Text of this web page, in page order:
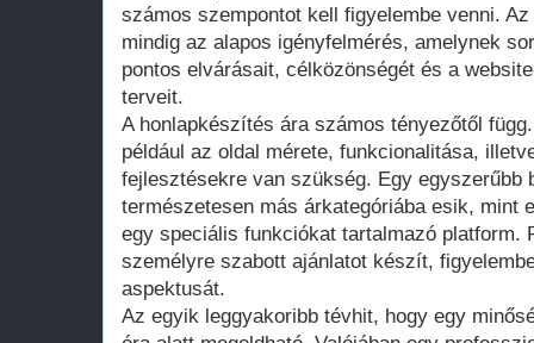
számos szempontot kell figyelembe venni.
mindig az alapos igényfelmérés, amelynek
pontos elvárásait, célközönségét és a
terveit.
A honlapkészítés ára számos tényezőtől
például az oldal mérete, funkcionalitása,
fejlesztésekre van szükség. Egy egyszerűbb
természetesen más árkategóriába esik, mint
egy speciális funkciókat tartalmazó platform.
személyre szabott ajánlatot készít,
aspektusát.
Az egyik leggyakoribb tévhit, hogy egy